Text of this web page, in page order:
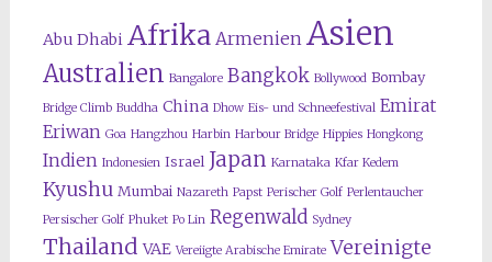
Abu Dhabi Afrika Armenien Asien
Australien Bangalore Bangkok Bollywood Bombay
Bridge Climb Buddha China Dhow Eis- und Schneefestival Emirat
Eriwan Goa Hangzhou Harbin Harbour Bridge Hippies Hongkong
Indien Indonesien Israel Japan Karnataka Kfar Kedem
Kyushu Mumbai Nazareth Papst Perischer Golf Perlentaucher
Persischer Golf Phuket Po Lin Regenwald Sydney
Thailand VAE Vereiigte Arabische Emirate Vereinigte